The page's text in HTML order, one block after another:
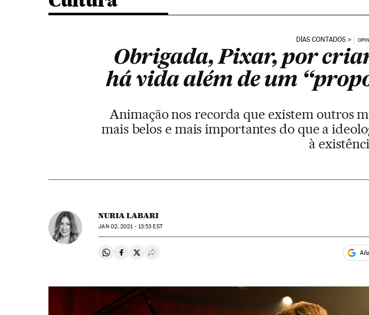
DÍAS CONTADOS
Obrigada, Pixar, por criar
há vida além de um
Animação nos recorda que existem outros
mais belos e mais importantes do que a
à
NURIA LABARI
JAN02, 2021 - 13:53 EST
Compartir en Whatsapp
Compartir en Facebook
Compartir en Twitter
Desplegar Redes Sociales